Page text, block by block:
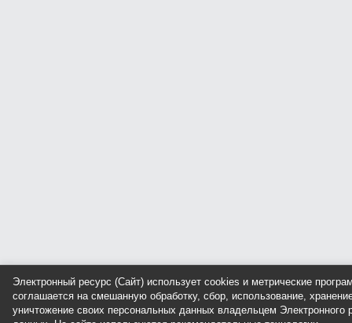
Электронный ресурс (Сайт) использует cookies и метрические
соглашается на смешанную обработку, сбор, использование,
уничтожение своих персональных данных владельцем Электронного